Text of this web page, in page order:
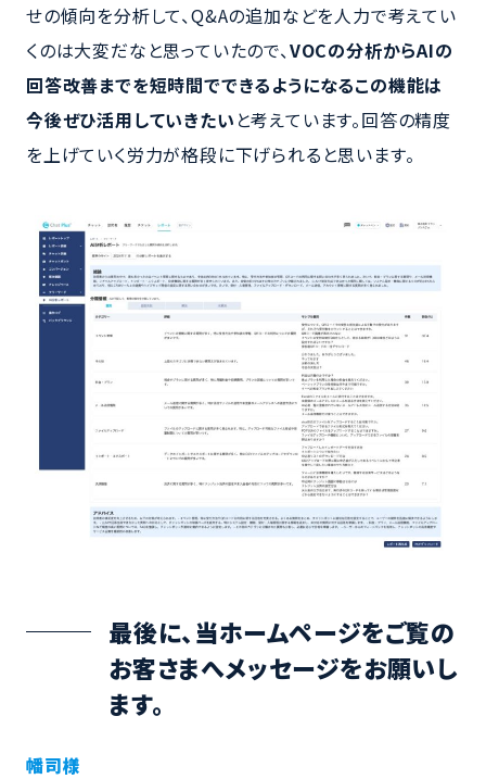
せの傾向を分析して、Q&Aの追加などを人力で考えてい
くのは大変だなと思っていたので、VOCの分析からAIの
回答改善までを短時間でできるようになるこの機能は
今後ぜひ活用していきたい と考えています。回答の精度
を上げていく労力が格段に下げられると思います。
最後に、当ホームページをご覧の
お客さまへメッセージをお願いし
ます。
幡司様